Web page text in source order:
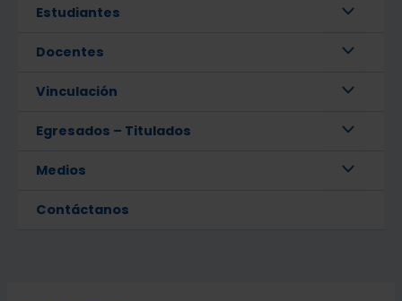
Estudiantes
Docentes
Vinculación
Egresados – Titulados
Medios
Contáctanos